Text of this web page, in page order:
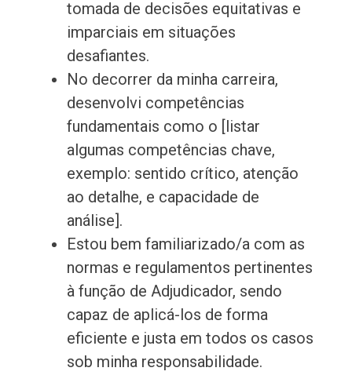
tomada de decisões equitativas e
imparciais em situações
desafiantes.
No decorrer da minha carreira,
desenvolvi competências
fundamentais como o [listar
algumas competências chave,
exemplo: sentido crítico, atenção
ao detalhe, e capacidade de
análise].
Estou bem familiarizado/a com as
normas e regulamentos pertinentes
à função de Adjudicador, sendo
capaz de aplicá-los de forma
eficiente e justa em todos os casos
sob minha responsabilidade.